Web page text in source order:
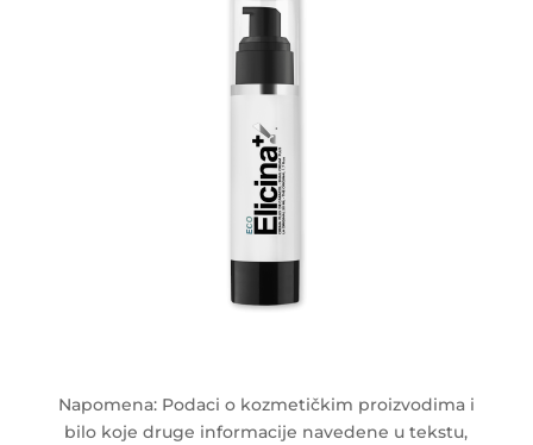
Napomena: Podaci o kozmetičkim proizvodima i
bilo koje druge informacije navedene u tekstu,